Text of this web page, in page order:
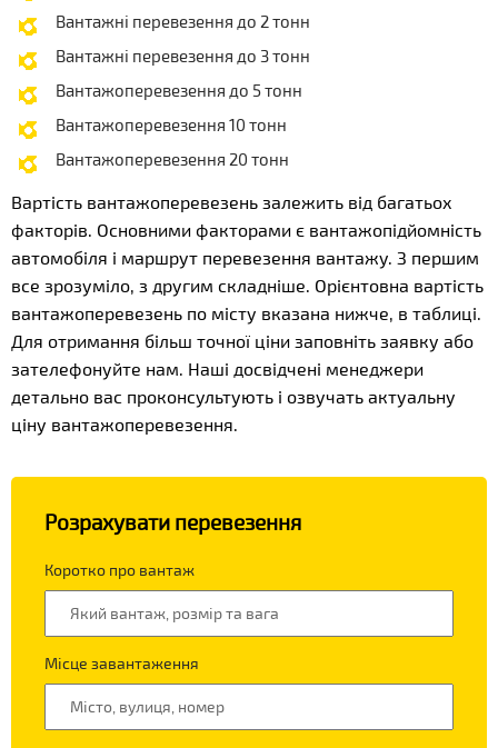
Вантажні перевезення до 2 тонн
Вантажні перевезення до 3 тонн
Вантажоперевезення до 5 тонн
Вантажоперевезення 10 тонн
Вантажоперевезення 20 тонн
Вартість вантажоперевезень залежить від багатьох
факторів. Основними факторами є вантажопідйомність
автомобіля і маршрут перевезення вантажу. З першим
все зрозуміло, з другим складніше. Орієнтовна вартість
вантажоперевезень по місту вказана нижче, в таблиці.
Для отримання більш точної ціни заповніть заявку або
зателефонуйте нам. Наші досвідчені менеджери
детально вас проконсультують і озвучать актуальну
ціну вантажоперевезення.
Розрахувати перевезення
Коротко про вантаж
Місце завантаження